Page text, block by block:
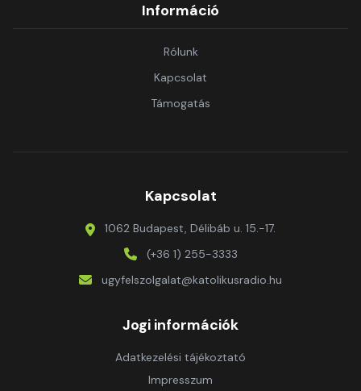
Információ
Rólunk
Kapcsolat
Támogatás
Kapcsolat
1062 Budapest, Délibáb u. 15.-17.
(+36 1) 255-3333
ugyfelszolgalat@katolikusradio.hu
Jogi információk
Adatkezelési tájékoztató
Impresszum